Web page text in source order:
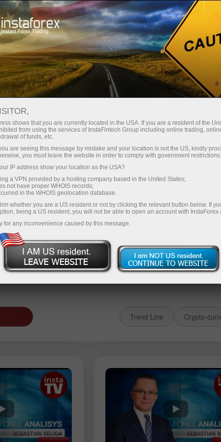
فوری اکاونٹ کھولیں تجارتی پلیٹ فارم
نو آموز کے لیے
سرمایہ کاروں کے
لیے
شراکت داروں کے
لئے
Analytics in Telegram
ترین
demo account Deposit money
Crypto-
Trend Line
USDJPY
AUDUSD
shows that you are currently located in the USA. If you are a resident of the
from using the services of InstaFintech Group including online trading,
of funds, etc.
are seeing this message by mistake and your location is not the US, kindly
you must leave the website in order to comply with government restrictions.
IP address show your location as the USA?
a VPN provided by a hosting company based in the United States;
not have proper WHOIS records;
in the WHOIS geolocation database.
whether you are a US resident or not by clicking the relevant button below. If
being a US resident, you will not be able to open an account with InstaForex
for any inconvenience caused by this message.